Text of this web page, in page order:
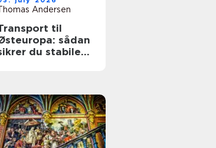
Andersen
til
sådan
du stabile